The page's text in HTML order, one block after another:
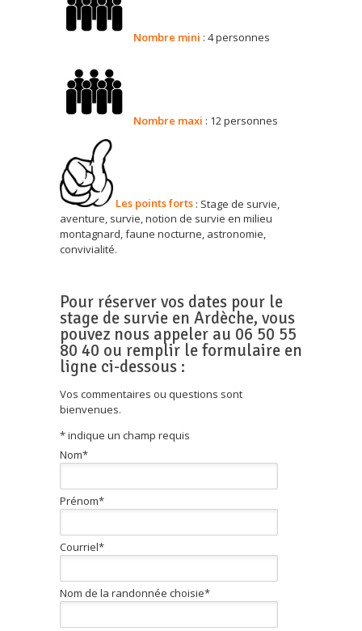
Nombre mini : 4 personnes
Nombre maxi : 12 personnes
Les points forts : Stage de survie,
aventure, survie, notion de survie en milieu
montagnard, faune nocturne, astronomie,
convivialité.
Pour réserver vos dates pour le
stage de survie en Ardèche, vous
pouvez nous appeler au 06 50 55
80 40 ou remplir le formulaire en
ligne ci-dessous :
Vos commentaires ou questions sont
bienvenues.
*indique un champ requis
Nom*
Prénom*
Courriel*
Nom de la randonnée choisie*